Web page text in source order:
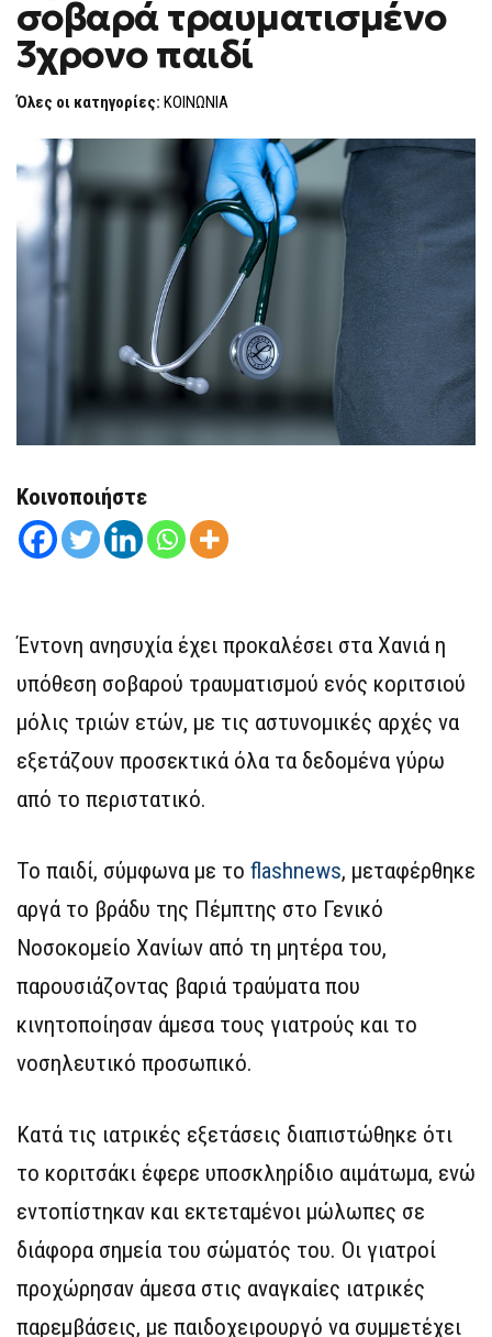
ΜΕ
ΣΟΒΑΡΆ
ΤΡΑΥΜΑΤΙΣΜΈΝΟ
3ΧΡΟΝΟ
σοβαρά τραυματισμένο
3χρονο παιδί
Όλες οι κατηγορίες: ΚΟΙΝΩΝΙΑ
Κοινοποιήστε
Έντονη ανησυχία έχει προκαλέσει στα Χανιά η
υπόθεση σοβαρού τραυματισμού ενός κοριτσιού
μόλις τριών ετών, με τις αστυνομικές αρχές να
εξετάζουν προσεκτικά όλα τα δεδομένα γύρω
από το περιστατικό.
Το παιδί, σύμφωνα με το flashnews, μεταφέρθηκε
αργά το βράδυ της Πέμπτης στο Γενικό
Νοσοκομείο Χανίων από τη μητέρα του,
παρουσιάζοντας βαριά τραύματα που
κινητοποίησαν άμεσα τους γιατρούς και το
νοσηλευτικό προσωπικό.
Κατά τις ιατρικές εξετάσεις διαπιστώθηκε ότι
το κοριτσάκι έφερε υποσκληρίδιο αιμάτωμα, ενώ
εντοπίστηκαν και εκτεταμένοι μώλωπες σε
διάφορα σημεία του σώματός του. Οι γιατροί
προχώρησαν άμεσα στις αναγκαίες ιατρικές
παρεμβάσεις, με παιδοχειρουργό να συμμετέχει